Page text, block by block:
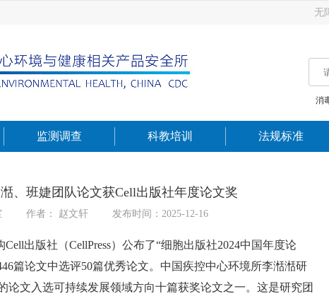
无
消
监测调查 科教培训 法规标准
、班婕团队论文获Cell出版社年度论文奖
作者： 赵文轩 发布时间：2025-12-16
出版社（CellPress）公布了“细胞出版社2024中国年度论
篇论文中选评50篇优秀论文。中国疾控中心环境所李湉湉研
论文入选可持续发展领域方向十篇获奖论文之一。这是研究团